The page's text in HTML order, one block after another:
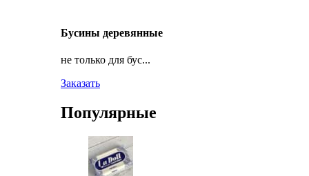
Бусины деревянные
не только для бус...
Заказать
Популярные